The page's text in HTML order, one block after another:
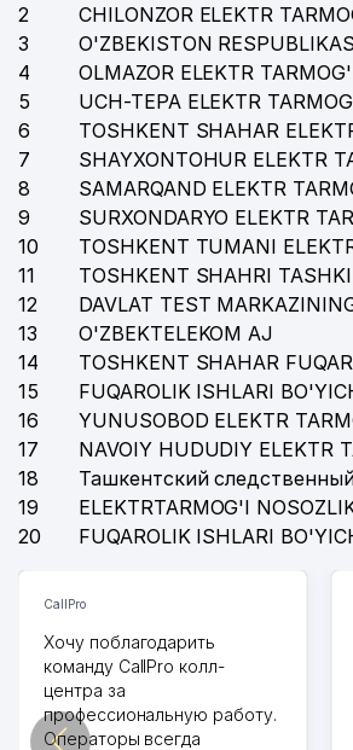
2
CHILONZOR ELEKTR
3
O'ZBEKISTON
4
OLMAZOR ELEKTR
5
UCH-TEPA ELEKTR
6
TOSHKENT SHAHAR
7
SHAYXONTOHUR ELEKTR
8
SAMARQAND ELEKTR
9
SURXONDARYO ELEKTR
10
TOSHKENT TUMANI
11
TOSHKENT SHAHRI
12
DAVLAT TEST
13
O'ZBEKTELEKOM AJ
14
TOSHKENT SHAHAR
15
FUQAROLIK ISHLARI
16
YUNUSOBOD ELEKTR
17
NAVOIY HUDUDIY ELEKTR
18
Ташкентский
19
ELEKTRTARMOG'I
20
FUQAROLIK ISHLARI
CallPro
Хочу поблагодарить
команду CallPro колл-
центра за
профессиональную работу.
Операторы всегда